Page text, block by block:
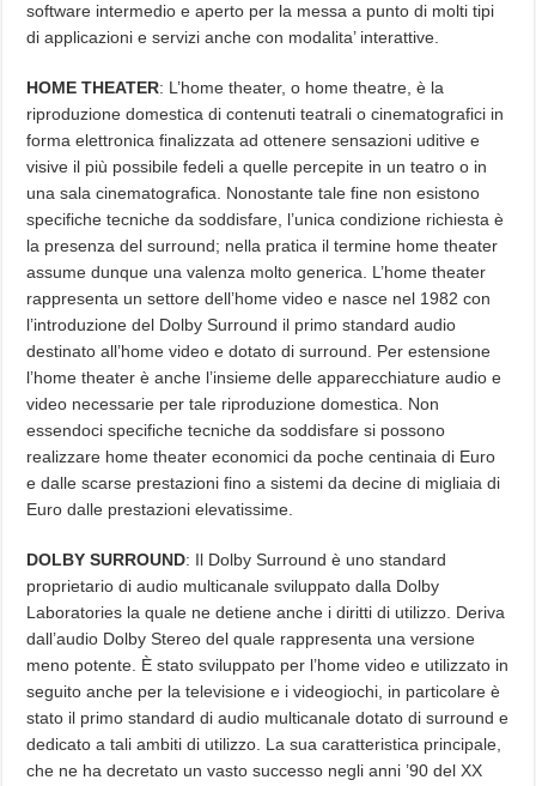
software intermedio e aperto per la messa a punto di molti tipi
di applicazioni e servizi anche con modalita’ interattive.
HOME THEATER: L’home theater, o home theatre, è la
riproduzione domestica di contenuti teatrali o cinematografici in
forma elettronica finalizzata ad ottenere sensazioni uditive e
visive il più possibile fedeli a quelle percepite in un teatro o in
una sala cinematografica. Nonostante tale fine non esistono
specifiche tecniche da soddisfare, l’unica condizione richiesta è
la presenza del surround; nella pratica il termine home theater
assume dunque una valenza molto generica. L’home theater
rappresenta un settore dell’home video e nasce nel 1982 con
l’introduzione del Dolby Surround il primo standard audio
destinato all’home video e dotato di surround. Per estensione
l’home theater è anche l’insieme delle apparecchiature audio e
video necessarie per tale riproduzione domestica. Non
essendoci specifiche tecniche da soddisfare si possono
realizzare home theater economici da poche centinaia di Euro
e dalle scarse prestazioni fino a sistemi da decine di migliaia di
Euro dalle prestazioni elevatissime.
DOLBY SURROUND: Il Dolby Surround è uno standard
proprietario di audio multicanale sviluppato dalla Dolby
Laboratories la quale ne detiene anche i diritti di utilizzo. Deriva
dall’audio Dolby Stereo del quale rappresenta una versione
meno potente. È stato sviluppato per l’home video e utilizzato in
seguito anche per la televisione e i videogiochi, in particolare è
stato il primo standard di audio multicanale dotato di surround e
dedicato a tali ambiti di utilizzo. La sua caratteristica principale,
che ne ha decretato un vasto successo negli anni ’90 del XX